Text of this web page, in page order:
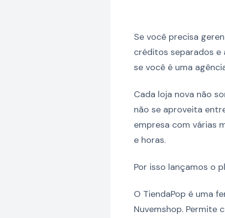
Se você precisa
créditos separados e
se você é uma
Cada loja nova não
não se aproveita
empresa com várias
e horas.
Por isso lançamos o
O TiendaPop é uma
Nuvemshop. Permite